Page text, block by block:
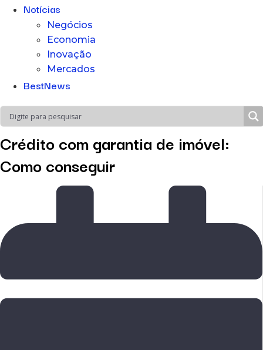
Notícias
Negócios
Economia
Inovação
Mercados
BestNews
Crédito com garantia de imóvel:
Como conseguir